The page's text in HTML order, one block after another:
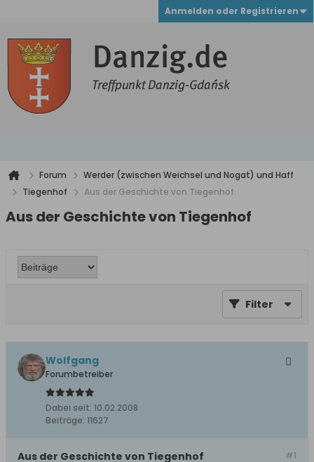
Anmelden oder Registrieren
Forum
Werder (zwischen Weichsel und Nogat) und Haff
Tiegenhof
Aus der Geschichte von Tiegenhof
Aus der Geschichte von Tiegenhof
Filter
Wolfgang
Forumbetreiber
Dabei seit: 10.02.2008
Beiträge: 11627
#1
Aus der Geschichte von Tiegenhof